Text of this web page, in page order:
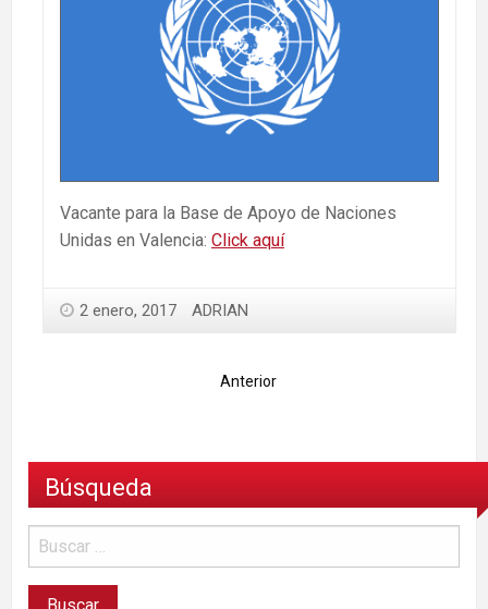
Vacante para la Base de Apoyo de Naciones
Unidas en Valencia: Click aquí
2 enero, 2017 ADRIAN
Anterior
Búsqueda